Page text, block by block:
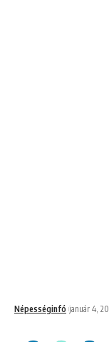
Népességinfó január 4,